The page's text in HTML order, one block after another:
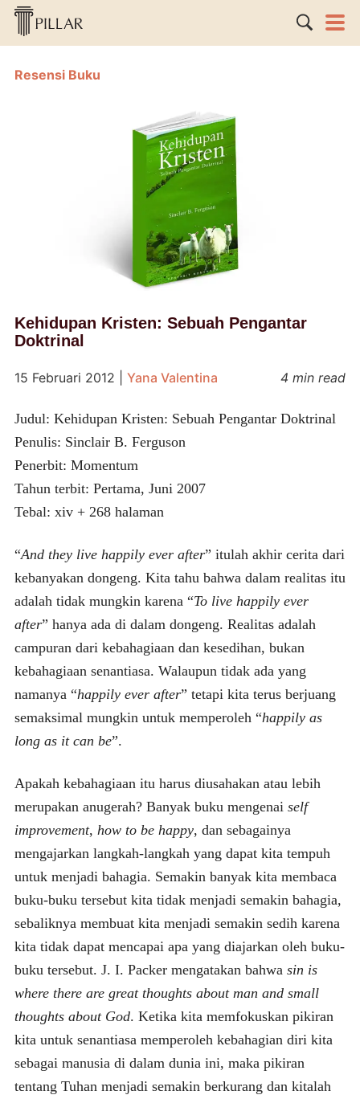
Resensi Buku
Kehidupan Kristen: Sebuah Pengantar
Doktrinal
15 Februari 2012 Yana Valentina 4 min read
Judul: Kehidupan Kristen: Sebuah Pengantar Doktrinal
Penulis: Sinclair B. Ferguson
Penerbit: Momentum
Tahun terbit: Pertama, Juni 2007
Tebal: xiv + 268 halaman
“And they live happily ever after” itulah akhir cerita dari
kebanyakan dongeng. Kita tahu bahwa dalam realitas itu
adalah tidak mungkin karena “To live happily ever
after” hanya ada di dalam dongeng. Realitas adalah
campuran dari kebahagiaan dan kesedihan, bukan
kebahagiaan senantiasa. Walaupun tidak ada yang
namanya “happily ever after” tetapi kita terus berjuang
semaksimal mungkin untuk memperoleh “happily as
long as it can be”.
Apakah kebahagiaan itu harus diusahakan atau lebih
merupakan anugerah? Banyak buku mengenai self
improvement, how to be happy, dan sebagainya
mengajarkan langkah-langkah yang dapat kita tempuh
untuk menjadi bahagia. Semakin banyak kita membaca
buku-buku tersebut kita tidak menjadi semakin bahagia,
sebaliknya membuat kita menjadi semakin sedih karena
kita tidak dapat mencapai apa yang diajarkan oleh buku-
buku tersebut. J. I. Packer mengatakan bahwa sin is
where there are great thoughts about man and small
thoughts about God. Ketika kita memfokuskan pikiran
kita untuk senantiasa memperoleh kebahagian diri kita
sebagai manusia di dalam dunia ini, maka pikiran
tentang Tuhan menjadi semakin berkurang dan kitalah